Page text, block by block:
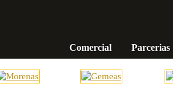
Parcerias
Comercial